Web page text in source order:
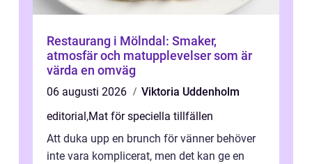
Restaurang i Mölndal: Smaker,
atmosfär och matupplevelser som är
värda en omväg
06 augusti 2026
Viktoria Uddenholm
editorial,Mat för speciella tillfällen
Att duka upp en brunch för vänner behöver
inte vara komplicerat, men det kan ge en